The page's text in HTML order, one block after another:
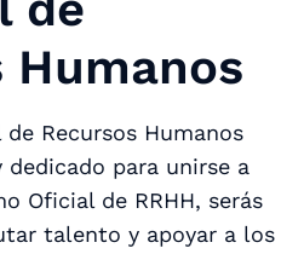
Humanos
Recursos Humanos
dedicado para unirse a
Oficial de RRHH, serás
talento y apoyar a los